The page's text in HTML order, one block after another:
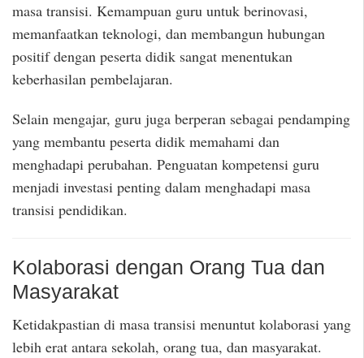
masa transisi. Kemampuan guru untuk berinovasi,
memanfaatkan teknologi, dan membangun hubungan
positif dengan peserta didik sangat menentukan
keberhasilan pembelajaran.
Selain mengajar, guru juga berperan sebagai pendamping
yang membantu peserta didik memahami dan
menghadapi perubahan. Penguatan kompetensi guru
menjadi investasi penting dalam menghadapi masa
transisi pendidikan.
Kolaborasi dengan Orang Tua dan
Masyarakat
Ketidakpastian di masa transisi menuntut kolaborasi yang
lebih erat antara sekolah, orang tua, dan masyarakat.